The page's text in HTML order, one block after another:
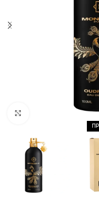
CLICK TO ENLARGE